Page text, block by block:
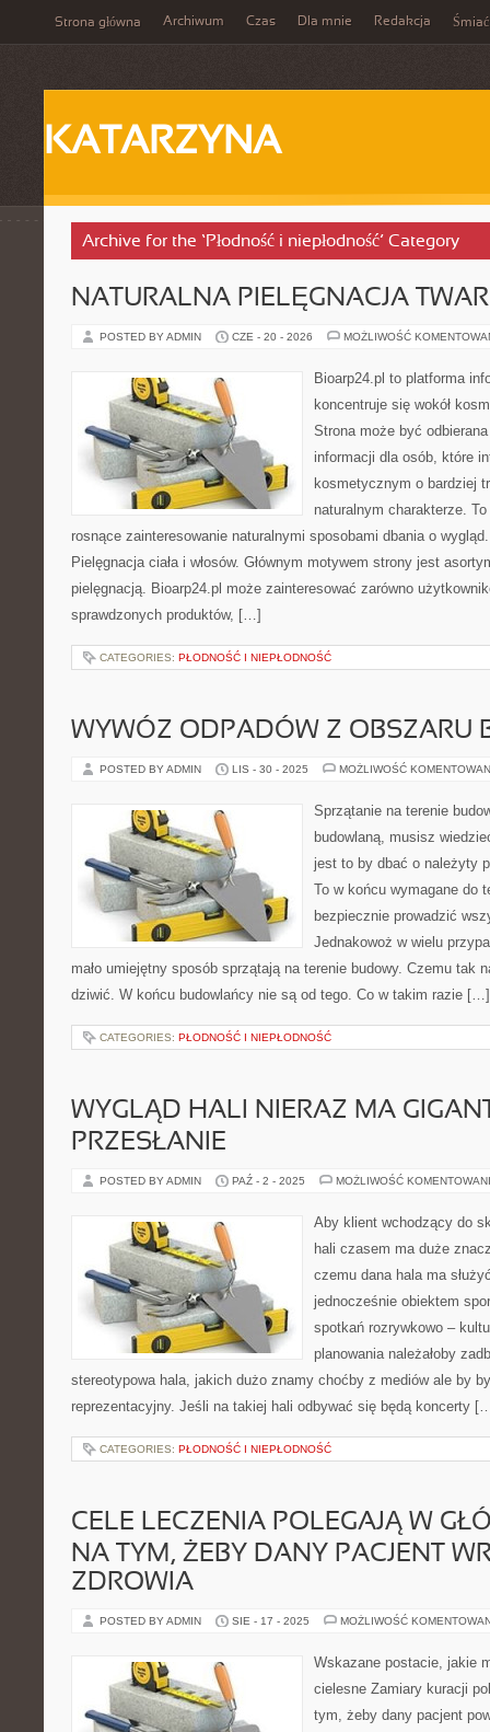
Strona główna Archiwum Czas Dla mnie Redakcja Śmiać
KATARZYNA
Archive for the ‘Płodność i niepłodność’ Category
NATURALNA PIELĘGNACJA
POSTED BY ADMIN CZE - 20 - 2026 MOŻLIWOŚĆ
Bioarp24.pl to platforma
koncentruje się wokół
Strona może być
informacji dla osób, które
kosmetycznym o bardziej
naturalnym charakterze.
rosnące zainteresowanie naturalnymi sposobami dbania o
Pielęgnacja ciała i włosów. Głównym motywem strony jest
pielęgnacją. Bioarp24.pl może zainteresować zarówno
sprawdzonych produktów, […]
CATEGORIES: PŁODNOŚĆ I NIEPŁODNOŚĆ
WYWÓZ ODPADÓW Z OBSZARU
POSTED BY ADMIN LIS - 30 - 2025 MOŻLIWOŚĆ
Sprzątanie na terenie
budowlaną, musisz
jest to by dbać o należyty
To w końcu wymagane do
bezpiecznie prowadzić
Jednakowoż w wielu
mało umiejętny sposób sprzątają na terenie budowy. Czemu tak
dziwić. W końcu budowlańcy nie są od tego. Co w takim razie […]
CATEGORIES: PŁODNOŚĆ I NIEPŁODNOŚĆ
WYGLĄD HALI NIERAZ MA
PRZESŁANIE
POSTED BY ADMIN PAŹ - 2 - 2025 MOŻLIWOŚĆ
Aby klient wchodzący do
hali czasem ma duże
czemu dana hala ma
jednocześnie obiektem
spotkań rozrywkowo –
planowania należałoby
stereotypowa hala, jakich dużo znamy choćby z mediów ale by
reprezentacyjny. Jeśli na takiej hali odbywać się będą koncerty
CATEGORIES: PŁODNOŚĆ I NIEPŁODNOŚĆ
CELE LECZENIA POLEGAJĄ W
NA TYM, ŻEBY DANY PACJENT
ZDROWIA
POSTED BY ADMIN SIE - 17 - 2025 MOŻLIWOŚĆ
Wskazane postacie, jakie
cielesne Zamiary kuracji
tym, żeby dany pacjent